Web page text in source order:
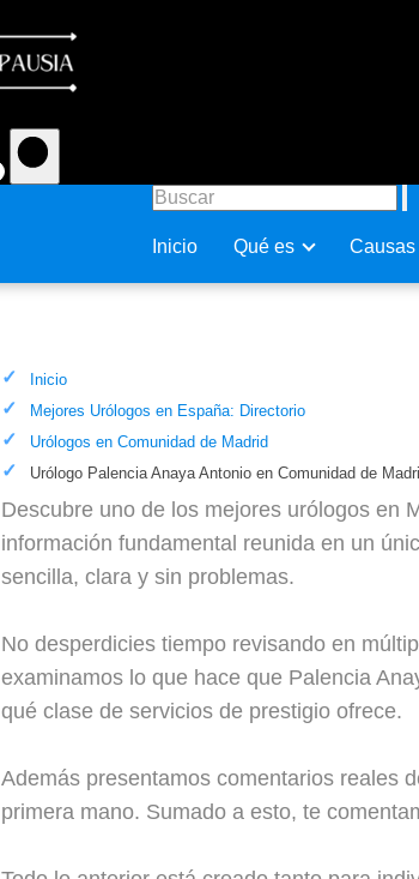
Inicio Qué es Causas
Inicio
Mejores Urólogos en España: Directorio
Urólogos en Comunidad de Madrid
Urólogo Palencia Anaya Antonio en Comunidad de
Descubre uno de los mejores urólogos en
información fundamental reunida en un
sencilla, clara y sin problemas.
No desperdicies tiempo revisando en
examinamos lo que hace que Palencia
qué clase de servicios de prestigio ofrece.
Además presentamos comentarios reales
primera mano. Sumado a esto, te